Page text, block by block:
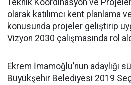
Teknik Koordinasyon ve
olarak katılımcı kent planlama
konusunda projeler geliştirip
Vizyon 2030 çalışmasında rol
Ekrem İmamoğlu’nun adaylığı
Büyükşehir Belediyesi 2019